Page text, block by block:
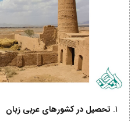
تحصیل در کشورهای عربی زبان